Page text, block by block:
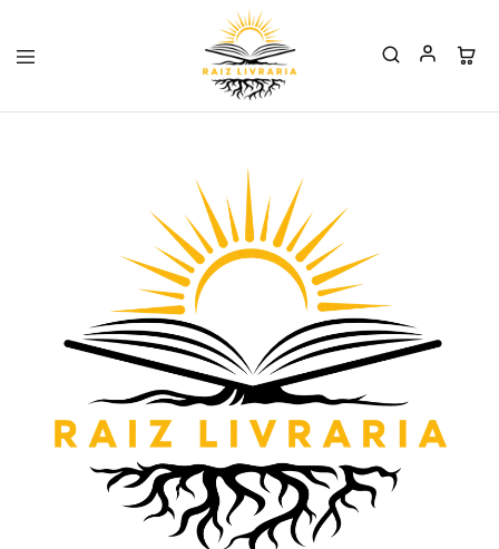
Raiz